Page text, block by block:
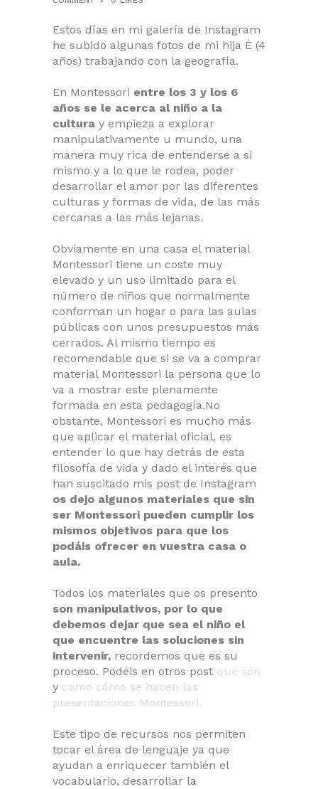
Estos días en mi galería de Instagram
he subido algunas fotos de mi hija È (4
años) trabajando con la geografía.
En Montessori entre los 3 y los 6
años se le acerca al niño a la
cultura y empieza a explorar
manipulativamente u mundo, una
manera muy rica de entenderse a si
mismo y a lo que le rodea, poder
desarrollar el amor por las diferentes
culturas y formas de vida, de las más
cercanas a las más lejanas.
Obviamente en una casa el material
Montessori tiene un coste muy
elevado y un uso limitado para el
número de niños que normalmente
conforman un hogar o para las aulas
públicas con unos presupuestos más
cerrados. Al mismo tiempo es
recomendable que si se va a comprar
material Montessori la persona que lo
va a mostrar este plenamente
formada en esta pedagogía.No
obstante, Montessori es mucho más
que aplicar el material oficial, es
entender lo que hay detrás de esta
filosofía de vida y dado el interés que
han suscitado mis post de Instagram
os dejo algunos materiales que sin
ser Montessori pueden cumplir los
mismos objetivos para que los
podáis ofrecer en vuestra casa o
aula.
Todos los materiales que os presento
son manipulativos, por lo que
debemos dejar que sea el niño el
que encuentre las soluciones sin
intervenir, recordemos que es su
proceso. Podéis en otros post qué són
y como cómo se hacen las
presentaciones Montessori.
Este tipo de recursos nos permiten
tocar el área de lenguaje ya que
ayudan a enriquecer también el
vocabulario, desarrollar la